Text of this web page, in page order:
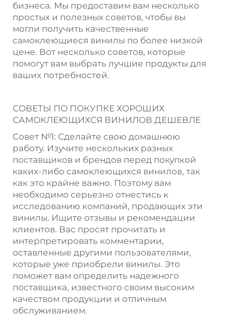
бизнеса. Мы предоставим вам несколько
простых и полезных советов, чтобы вы
могли получить качественные
самоклеющиеся винилы по более низкой
цене. Вот несколько советов, которые
помогут вам выбрать лучшие продукты для
ваших потребностей.
СОВЕТЫ ПО ПОКУПКЕ ХОРОШИХ
САМОКЛЕЮЩИХСЯ ВИНИЛОВ ДЕШЕВЛЕ
Совет №1: Сделайте свою домашнюю
работу. Изучите нескольких разных
поставщиков и брендов перед покупкой
каких-либо самоклеющихся винилов, так
как это крайне важно. Поэтому вам
необходимо серьезно отнестись к
исследованию компаний, продающих эти
винилы. Ищите отзывы и рекомендации
клиентов. Вас просят прочитать и
интерпретировать комментарии,
оставленные другими пользователями,
которые уже приобрели винилы. Это
поможет вам определить надежного
поставщика, известного своим высоким
качеством продукции и отличным
обслуживанием.